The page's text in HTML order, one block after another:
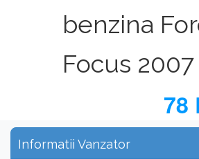
benzina
Focus 2007
78
Informatii Vanzator